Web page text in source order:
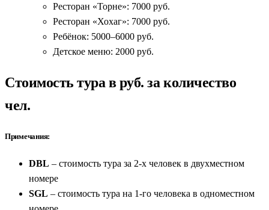
Ресторан «Торне»: 7000 руб.
Ресторан «Хохаг»: 7000 руб.
Ребёнок: 5000–6000 руб.
Детское меню: 2000 руб.
Стоимость тура в руб. за количество
чел.
Примечания:
DBL – стоимость тура за 2-х человек в двухместном
номере
SGL – стоимость тура на 1-го человека в одноместном